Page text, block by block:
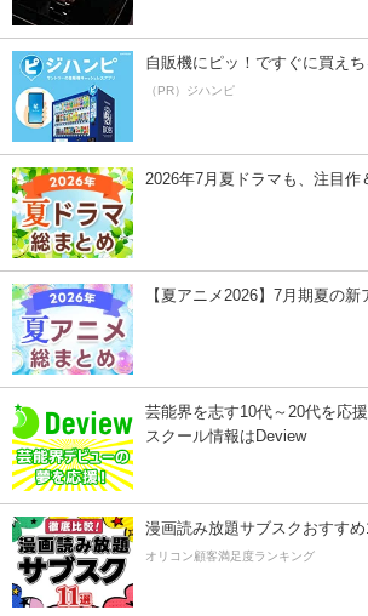
自販機にピッ！ですぐに買えち
（PR）ジハンピ
2026年7月夏ドラマも、注目作
【夏アニメ2026】7月期夏の新
芸能界を志す10代～20代を応
スクール情報はDeview
漫画読み放題サブスクおすすめ
オリコン顧客満足度ランキング